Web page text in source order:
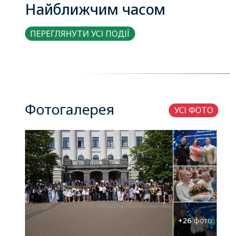
Найближчим часом
ПЕРЕГЛЯНУТИ УСІ ПОДІЇ
Фотогалерея УСІ ФОТО
+26фото